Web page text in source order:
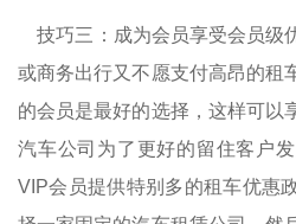
技巧三：成为会员享受会员级
或商务出行又不愿支付高昂的租
的会员是最好的选择，这样可以
汽车公司为了更好的留住客户
VIP会员提供特别多的租车优惠